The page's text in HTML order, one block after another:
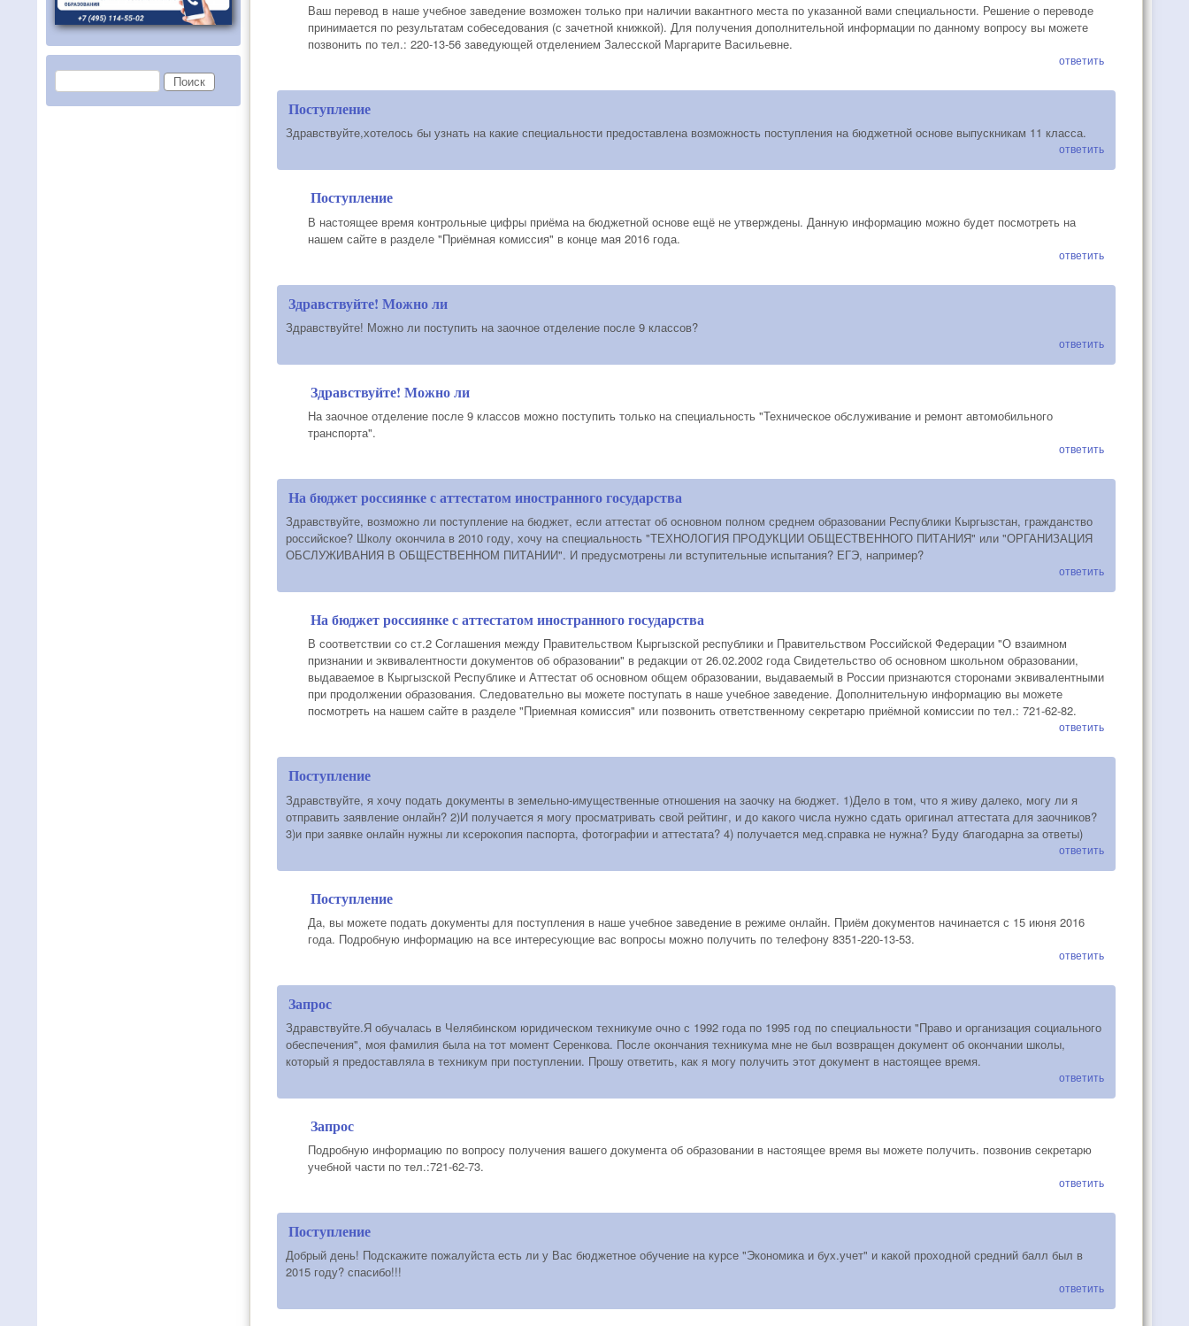
Ваш перевод в наше учебное заведение возможен только при наличии вакантного места по указанной вами специальности. Решение о переводе
принимается по результатам собеседования (с зачетной книжкой). Для получения дополнительной информации по данному вопросу вы можете
позвонить по тел.: 220-13-56 заведующей отделением Залесской Маргарите Васильевне.
ответить
Поступление
Здравствуйте,хотелось бы узнать на какие специальности предоставлена возможность поступления на бюджетной основе выпускникам 11 класса.
ответить
Поступление
В настоящее время контрольные цифры приёма на бюджетной основе ещё не утверждены. Данную информацию можно будет посмотреть на
нашем сайте в разделе "Приёмная комиссия" в конце мая 2016 года.
ответить
Здравствуйте! Можно ли
Здравствуйте! Можно ли поступить на заочное отделение после 9 классов?
ответить
Здравствуйте! Можно ли
На заочное отделение после 9 классов можно поступить только на специальность "Техническое обслуживание и ремонт автомобильного
транспорта".
ответить
На бюджет россиянке с аттестатом иностранного государства
Здравствуйте, возможно ли поступление на бюджет, если аттестат об основном полном среднем образовании Республики Кыргызстан, гражданство
российское? Школу окончила в 2010 году, хочу на специальность "ТЕХНОЛОГИЯ ПРОДУКЦИИ ОБЩЕСТВЕННОГО ПИТАНИЯ" или "ОРГАНИЗАЦИЯ
ОБСЛУЖИВАНИЯ В ОБЩЕСТВЕННОМ ПИТАНИИ". И предусмотрены ли вступительные испытания? ЕГЭ, например?
ответить
На бюджет россиянке с аттестатом иностранного государства
В соответствии со ст.2 Соглашения между Правительством Кыргызской республики и Правительством Российской Федерации "О взаимном
признании и эквивалентности документов об образовании" в редакции от 26.02.2002 года Свидетельство об основном школьном образовании,
выдаваемое в Кыргызской Республике и Аттестат об основном общем образовании, выдаваемый в России признаются сторонами эквивалентными
при продолжении образования. Следовательно вы можете поступать в наше учебное заведение. Дополнительную информацию вы можете
посмотреть на нашем сайте в разделе "Приемная комиссия" или позвонить ответственному секретарю приёмной комиссии по тел.: 721-62-82.
ответить
Поступление
Здравствуйте, я хочу подать документы в земельно-имущественные отношения на заочку на бюджет. 1)Дело в том, что я живу далеко, могу ли я
отправить заявление онлайн? 2)И получается я могу просматривать свой рейтинг, и до какого числа нужно сдать оригинал аттестата для заочников?
3)и при заявке онлайн нужны ли ксерокопия паспорта, фотографии и аттестата? 4) получается мед.справка не нужна? Буду благодарна за ответы)
ответить
Поступление
Да, вы можете подать документы для поступления в наше учебное заведение в режиме онлайн. Приём документов начинается с 15 июня 2016
года. Подробную информацию на все интересующие вас вопросы можно получить по телефону 8351-220-13-53.
ответить
Запрос
Здравствуйте.Я обучалась в Челябинском юридическом техникуме очно с 1992 года по 1995 год по специальности "Право и организация социального
обеспечения", моя фамилия была на тот момент Серенкова. После окончания техникума мне не был возвращен документ об окончании школы,
который я предоставляла в техникум при поступлении. Прошу ответить, как я могу получить этот документ в настоящее время.
ответить
Запрос
Подробную информацию по вопросу получения вашего документа об образовании в настоящее время вы можете получить. позвонив секретарю
учебной части по тел.:721-62-73.
ответить
Поступление
Добрый день! Подскажите пожалуйста есть ли у Вас бюджетное обучение на курсе "Экономика и бух.учет" и какой проходной средний балл был в
2015 году? спасибо!!!
ответить
Форма поиска
Поиск